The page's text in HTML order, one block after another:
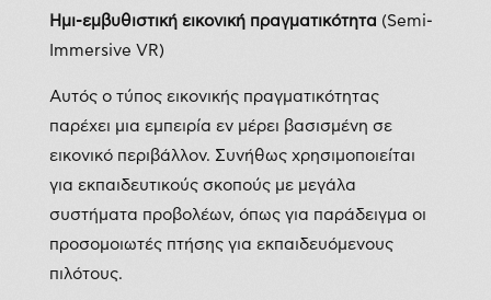
Ημι-εμβυθιστική εικονική πραγματικότητα (Semi-
Immersive VR)
Αυτός ο τύπος εικονικής πραγματικότητας
παρέχει μια εμπειρία εν μέρει βασισμένη σε
εικονικό περιβάλλον. Συνήθως χρησιμοποιείται
για εκπαιδευτικούς σκοπούς με μεγάλα
συστήματα προβολέων, όπως για παράδειγμα οι
προσομοιωτές πτήσης για εκπαιδευόμενους
πιλότους.